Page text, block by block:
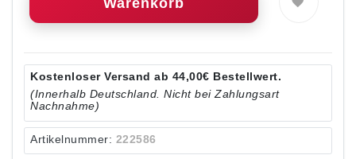
Warenkorb
Kostenloser Versand ab 44,00€ Bestellwert.
(Innerhalb Deutschland. Nicht bei Zahlungsart
Nachnahme)
Artikelnummer: 222586